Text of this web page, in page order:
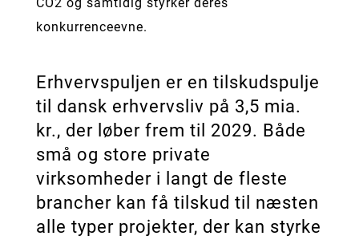
konkurrenceevne.
Erhvervspuljen er en tilskudspulje
til dansk erhvervsliv på 3,5 mia.
kr., der løber frem til 2029. Både
små og store private
virksomheder i langt de fleste
brancher kan få tilskud til næsten
alle typer projekter, der kan styrke